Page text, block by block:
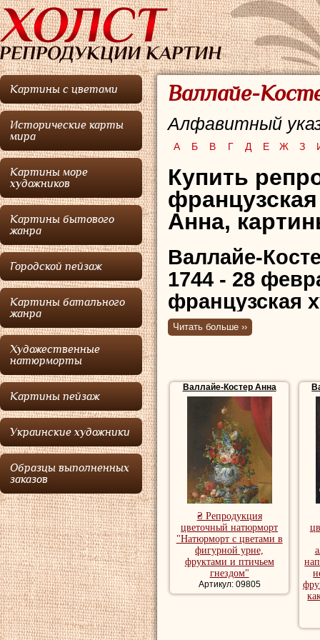
Картины с цветами
Исторические карты
мира
Картины море
художников
Картины бытового
жанра
Городской пейзаж
Картины батального
жанра
Художественные
натюрморты
Картины пейзаж
Украинские художники
Образцы выполненных
заказов
Валлайе-
Алфавитный
А Б В Г Д Е Ж З
Купить
Анна,
Валлайе-
1744 - 28
французская
королевы
берегах реки
королевского
Анны
по всей
своего отца, а
Basseport и у
Верне.
В возрасте
приобрела ни
беспокоило ее.
несколько
Читать больше ››
Валлайе-Костер Анна
₴ Репродукция
цветочный натюрморт
"Натюрморт с цветами в
фигурной урне,
фруктами и птичьем
гнездом"
Артикул: 09805